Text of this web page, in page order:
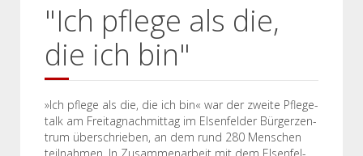
"Ich pflege als die,
die ich bin"
»Ich pf­le­ge als die, die ich bin« war der zwei­te Pf­le­ge­
talk am Frei­ta­gnach­mit­tag im El­sen­fel­der Bür­ger­zen­
trum über­schrie­ben, an dem rund 280 Men­schen